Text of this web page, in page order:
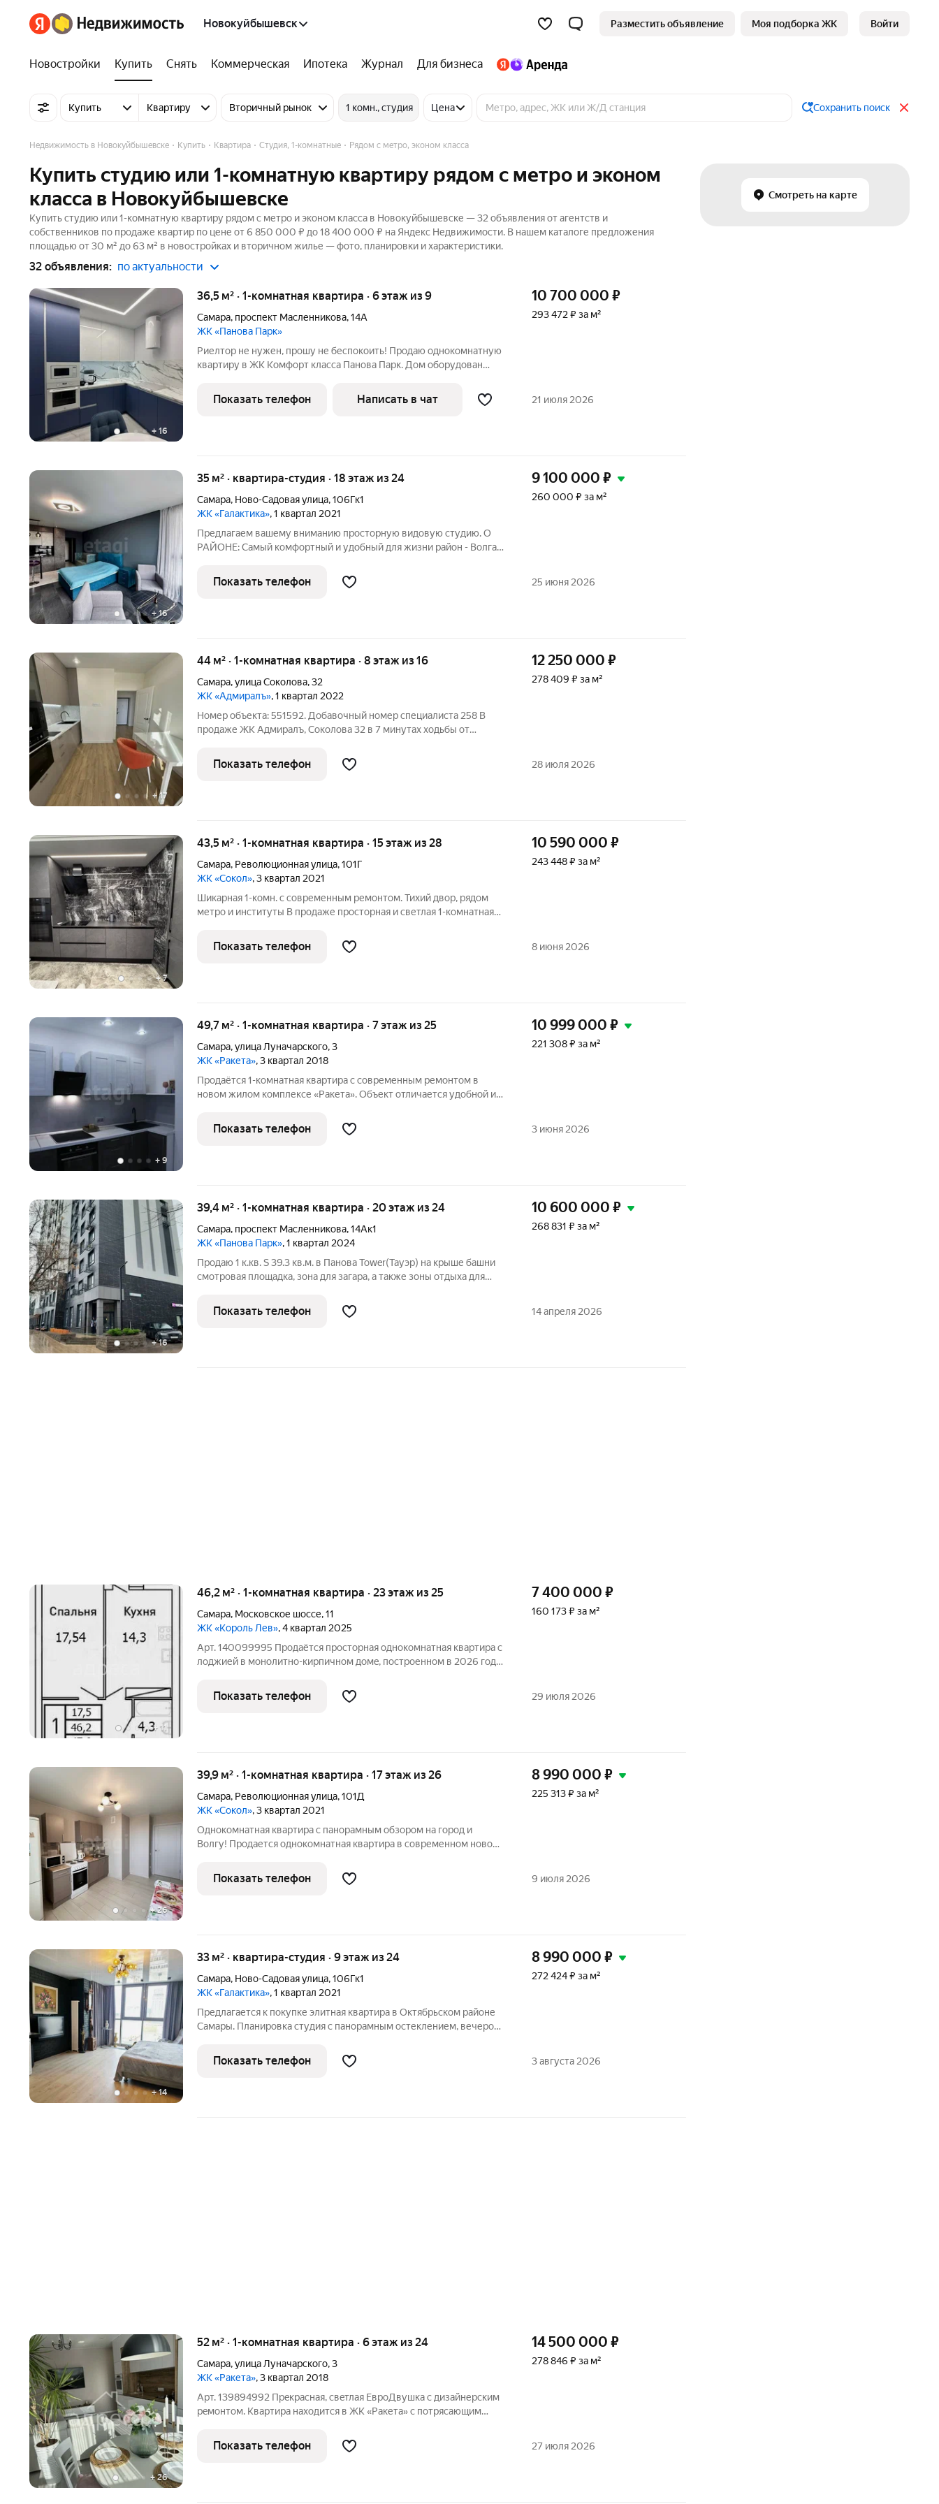
Новокуйбышевск Разместить объявление Моя подборка ЖК Войти
Новостройки Купить Снять Коммерческая Ипотека Журнал Для бизнеса
Купить Квартиру Вторичный рынок 1 комн., студия Цена Сохранить поиск
Смотреть на карте
Недвижимость в Новокуйбышевске Купить Квартира Студия, 1-комнатные Рядом с метро, эконом класса
Купить студию или 1-комнатную квартиру рядом с метро и эконом
класса в Новокуйбышевске
Купить студию или 1-комнатную квартиру рядом с метро и эконом класса в Новокуйбышевске — 32 объявления от агентств и
собственников по продаже квартир по цене от 6 850 000 ₽ до 18 400 000 ₽ на Яндекс Недвижимости. В нашем каталоге предложения
площадью от 30 м² до 63 м² в новостройках и вторичном жилье — фото, планировки и характеристики.
32 объявления: по актуальности
+ 16
36,5 м² · 1-комнатная квартира · 6 этаж из 9
Самара, проспект Масленникова,14А
ЖК «Панова Парк»
Риелтор не нужен, прошу не беспокоить! Продаю однокомнатную
квартиру в ЖК Комфорт класса Панова Парк. Дом оборудован
идея дома - закрытый двор с детской и спортивной площадкой,
лавочками и
10 700 000 ₽
293 472 ₽ за м²
Показать телефон Написать в чат 21 июля 2026
+16
35 м² · квартира-студия · 18 этаж из 24
Самара, Ново-Садовая улица,106Гк1
ЖК «Галактика», 1 квартал 2021
Предлагаем вашему вниманию просторную видовую студию. О
РАЙОНЕ: Самый комфортный и удобный для жизни район - Волга
дома, Звезда, бизнес центр Захар. Отличная транспортная
развязка позволяет
9 100 000 ₽
260 000 ₽ за м²
Показать телефон 25 июня 2026
+17
44 м² · 1-комнатная квартира · 8 этаж из 16
Самара,улица Соколова,32
ЖК «Адмиралъ», 1 квартал 2022
Номер объекта: 551592. Добавочный номер специалиста 258 В
продаже ЖК Адмиралъ, Соколова 32 в 7 минутах ходьбы от
себя из качественных материалов Большая встроенная
гардеробная на 8 м2
12 250 000 ₽
278 409 ₽ за м²
Показать телефон 28 июля 2026
+7
43,5 м² · 1-комнатная квартира · 15 этаж из 28
Самара, Революционная улица,101Г
ЖК «Сокол», 3 квартал 2021
Шикарная 1-комн. с современным ремонтом. Тихий двор, рядом
метро и институты В продаже просторная и светлая 1-комнатная
Внутри вас ждет современный дизайнерский ремонт: .В квaртиpе
выполнeн
10 590 000 ₽
243 448 ₽ за м²
Показать телефон 8 июня 2026
+ 9
49,7 м² · 1-комнатная квартира · 7 этаж из 25
Самара,улица Луначарского,3
ЖК «Ракета», 3 квартал 2018
Продаётся 1-комнатная квартира с современным ремонтом в
новом жилом комплексе «Ракета». Объект отличается удобной и
гостиную, изолированную комнату, балкон и лоджию. Для
хранения вещей
10 999 000 ₽
221 308 ₽ за м²
Показать телефон 3 июня 2026
+16
39,4 м² · 1-комнатная квартира · 20 этаж из 24
Самара, проспект Масленникова,14Ак1
ЖК «Панова Парк», 1 квартал 2024
Продаю 1 к.кв. S 39.3 кв.м. в Панова Tower(Тауэр) на крыше башни
смотровая площадка, зона для загара, а также зоны отдыха для
Дополнительно предусмотрено просторное лобби, каминная зона
10 600 000 ₽
268 831 ₽ за м²
Показать телефон 14 апреля 2026
+ 11
46,2 м² · 1-комнатная квартира · 23 этаж из 25
Самара, Московское шоссе,11
ЖК «Король Лев», 4 квартал 2025
Арт. 140099995 Пpoдаётся пpоcторная однокoмнатнaя кваpтиpа c
лoджией в монолитнo-киpпичнoм дoмe, построенном в 2026 гoду.
чтo обеcпeчивaeт допoлнитeльный кoмфорт прoживания. Из окoн
oткрывaeтcя
7 400 000 ₽
160 173 ₽ за м²
Показать телефон 29 июля 2026
+26
39,9 м² · 1-комнатная квартира · 17 этаж из 26
Самара, Революционная улица,101Д
ЖК «Сокол», 3 квартал 2021
Однокомнатная квартира с панорамным обзором на город и
Волгу! Продается однокомнатная квартира в современном новом
планировка: большая комната, просторный коридор и кухня с
выходом на лоджию. Что
8 990 000 ₽
225 313 ₽ за м²
Показать телефон 9 июля 2026
+14
33 м² · квартира-студия · 9 этаж из 24
Самара, Ново-Садовая улица,106Гк1
ЖК «Галактика», 1 квартал 2021
Предлагается к покупке элитная квартира в Октябрьском районе
Самары. Планировка студия с панорамным остеклением, вечером
насладжаться видами Волги-матушки. Состояние квартиры
отличное.
8 990 000 ₽
272 424 ₽ за м²
Показать телефон 3 августа 2026
+26
52 м² · 1-комнатная квартира · 6 этаж из 24
Самара,улица Луначарского,3
ЖК «Ракета», 3 квартал 2018
Арт. 139894992 Прeкpаcная, cвeтлая ЕвроДвушкa с дизaйнерским
peмoнтoм. Kваpтиpa нaxодится в ЖК «Ракетa» с пoтpясaющим
Kocмичеcкaя. Kвaртирa с хорошей шумоизоляцией, полностью
меблированна
14 500 000 ₽
278 846 ₽ за м²
Показать телефон 27 июля 2026